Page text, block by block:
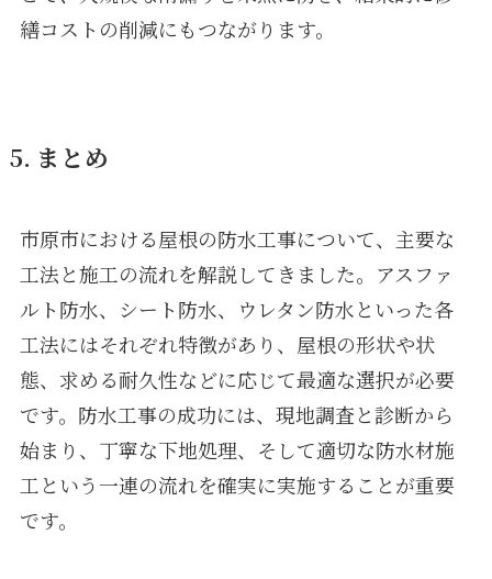
繕コストの削減にもつながります。
5. まとめ
市原市における屋根の防水工事について、主要な
工法と施工の流れを解説してきました。アスファ
ルト防水、シート防水、ウレタン防水といった各
工法にはそれぞれ特徴があり、屋根の形状や状
態、求める耐久性などに応じて最適な選択が必要
です。防水工事の成功には、現地調査と診断から
始まり、丁寧な下地処理、そして適切な防水材施
工という一連の流れを確実に実施することが重要
です。